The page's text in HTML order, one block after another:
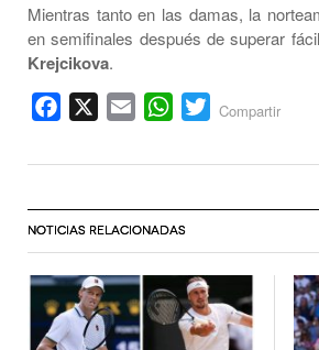
Mientras tanto en las damas, la
en semifinales después de superar
Krejcikova.
Facebook Email WhatsApp
Twitter
Compartir
NOTICIAS RELACIONADAS